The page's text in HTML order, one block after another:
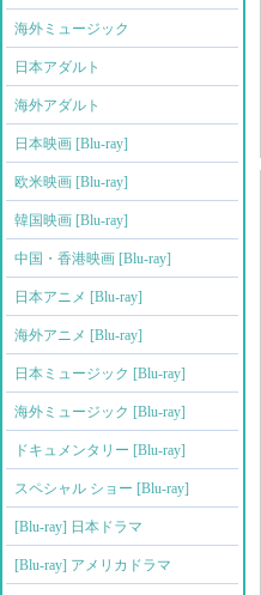
海外ミュージック
日本アダルト
海外アダルト
日本映画 [Blu-ray]
欧米映画 [Blu-ray]
韓国映画 [Blu-ray]
中国・香港映画 [Blu-ray]
日本アニメ [Blu-ray]
海外アニメ [Blu-ray]
日本ミュージック [Blu-ray]
海外ミュージック [Blu-ray]
ドキュメンタリー [Blu-ray]
スペシャル ショー [Blu-ray]
[Blu-ray] 日本ドラマ
[Blu-ray] アメリカドラマ